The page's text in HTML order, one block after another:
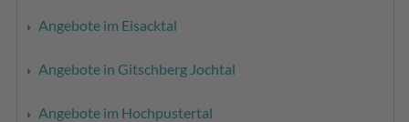
Angebote im Eisacktal
Angebote in Gitschberg Jochtal
Angebote im Hochpustertal